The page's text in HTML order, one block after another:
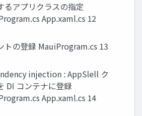
るアプリクラスの指定
App.xaml.cs 12
トの登録 MauiProgram.cs 13
injection : AppSlell ク
DI コンテナに登録
App.xaml.cs 14